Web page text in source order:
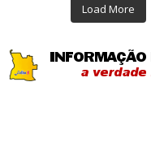
Load More